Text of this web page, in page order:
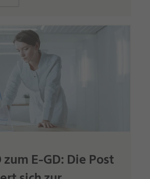
zum E-GD: Die Post